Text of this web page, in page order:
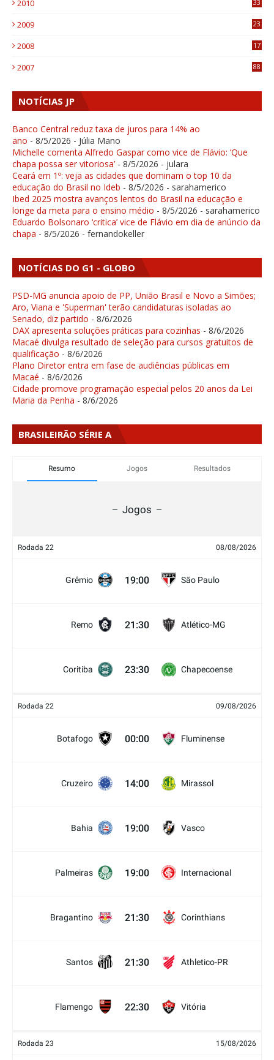
2010
33
2009
23
2008
17
2007 88
NOTÍCIAS JP
Banco Central reduz taxa de juros para 14% ao
ano - 8/5/2026 - Júlia Mano
Michelle comenta Alfredo Gaspar como vice de Flávio: ‘Que
chapa possa ser vitoriosa’ - 8/5/2026 - julara
Ceará em 1º: veja as cidades que dominam o top 10 da
educação do Brasil no Ideb - 8/5/2026 - sarahamerico
Ibed 2025 mostra avanços lentos do Brasil na educação e
longe da meta para o ensino médio - 8/5/2026 - sarahamerico
Eduardo Bolsonaro ‘critica’ vice de Flávio em dia de anúncio da
chapa - 8/5/2026 - fernandokeller
NOTÍCIAS DO G1 - GLOBO
PSD-MG anuncia apoio de PP, União Brasil e Novo a Simões;
Aro, Viana e 'Superman' terão candidaturas isoladas ao
Senado, diz partido - 8/6/2026
DAX apresenta soluções práticas para cozinhas - 8/6/2026
Macaé divulga resultado de seleção para cursos gratuitos de
qualificação - 8/6/2026
Plano Diretor entra em fase de audiências públicas em
Macaé - 8/6/2026
Cidade promove programação especial pelos 20 anos da Lei
Maria da Penha - 8/6/2026
BRASILEIRÃO SÉRIE A
Resumo Jogos Resultados
Jogos
Rodada 22 08/08/2026
Grêmio 19:00 São Paulo
Remo 21:30 Atlético-MG
Coritiba 23:30 Chapecoense
Rodada 22 09/08/2026
Botafogo 00:00 Fluminense
Cruzeiro 14:00 Mirassol
Bahia 19:00 Vasco
Palmeiras 19:00 Internacional
Bragantino 21:30 Corinthians
Santos 21:30 Athletico-PR
Flamengo 22:30 Vitória
Rodada 23 15/08/2026